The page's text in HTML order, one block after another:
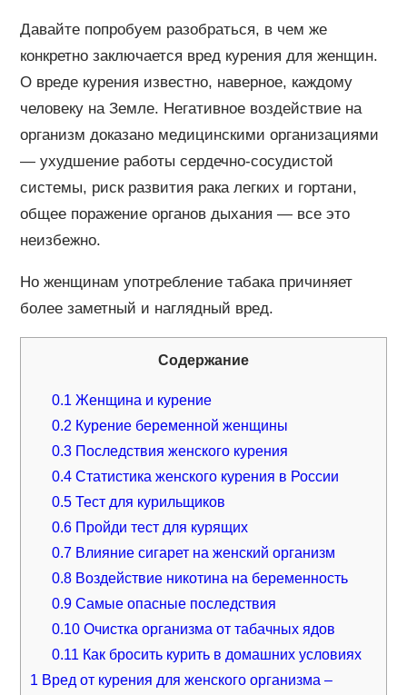
Давайте попробуем разобраться, в чем же
конкретно заключается вред курения для женщин.
О вреде курения известно, наверное, каждому
человеку на Земле. Негативное воздействие на
организм доказано медицинскими организациями
— ухудшение работы сердечно-сосудистой
системы, риск развития рака легких и гортани,
общее поражение органов дыхания — все это
неизбежно.
Но женщинам употребление табака причиняет
более заметный и наглядный вред.
Содержание
0.1 Женщина и курение
0.2 Курение беременной женщины
0.3Последствия женского курения
0.4Статистика женского курения в России
0.5Тест для курильщиков
0.6Пройди тест для курящих
0.7Влияние сигарет на женский организм
0.8Воздействие никотина на беременность
0.9Самые опасные последствия
0.10Очистка организма от табачных ядов
0.11 Как бросить курить в домашних условиях
1 Вред от курения для женского организма –